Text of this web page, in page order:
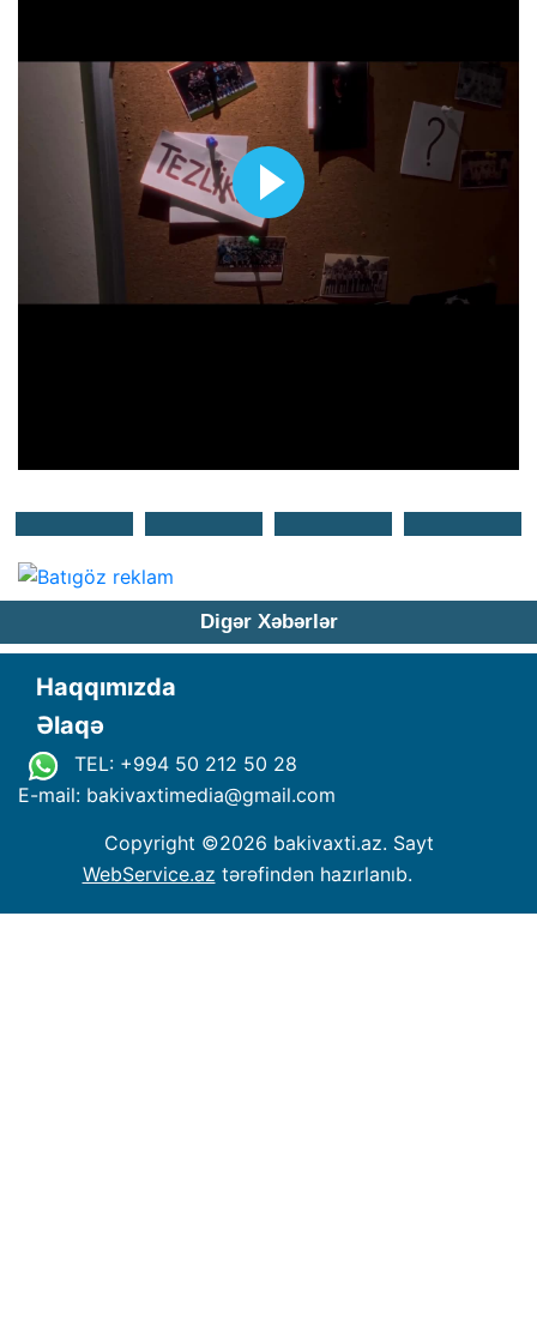
Digər Xəbərlər
Haqqımızda
Əlaqə
TEL: +994 50 212 50 28
E-mail: bakivaxtimedia@gmail.com
Copyright ©2026 bakivaxti.az. Sayt
WebService.az tərəfindən hazırlanıb.